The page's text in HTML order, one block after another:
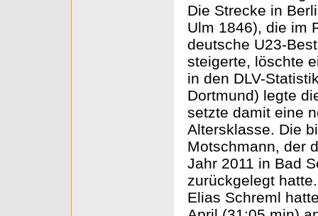
Die Strecke in
Ulm 1846), die im
deutsche U23-
steigerte, löschte
in den DLV-
Dortmund) legte
setzte damit eine
Altersklasse. Die
Motschmann, der
Jahr 2011 in Bad
zurückgelegt hatte.
Elias Schreml